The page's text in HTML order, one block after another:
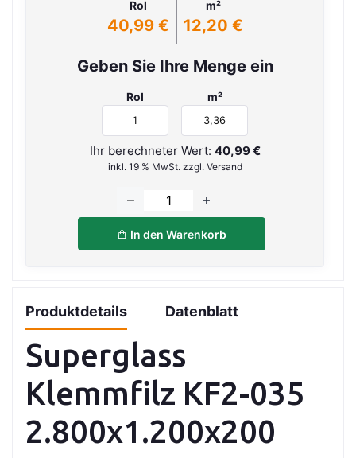
Rol
40,99 €
m²
12,20 €
Geben Sie Ihre Menge ein
Rol m²
Ihr berechneter Wert: 40,99 €
inkl. 19 % MwSt. zzgl. Versand
In den Warenkorb
Produktdetails Datenblatt
Superglass
Klemmfilz KF2-035
2.800x1.200x200